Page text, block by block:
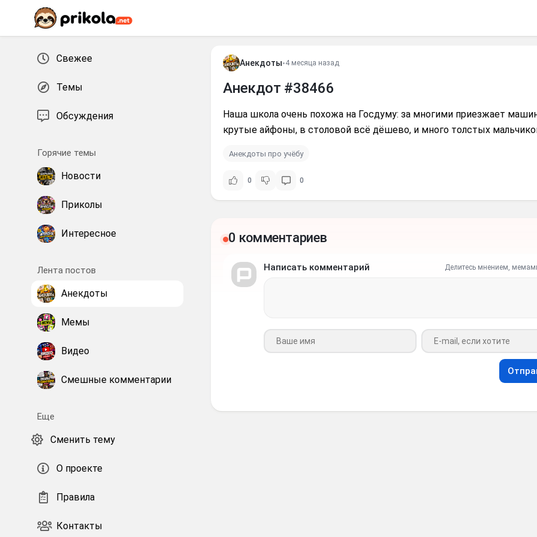
Перейти к контенту
Свежее
Темы
Обсуждения
Горячие темы
Новости
Приколы
Интересное
Лента постов
Анекдоты
Мемы
Видео
Смешные комментарии
Еще
Сменить тему
О проекте
Правила
Контакты
Анекдоты•4 месяца назад
Анекдот #38466
Наша школа очень похожа на Госдуму: за многими приезжает
крутые айфоны, в столовой всё дёшево, и много толстых
Анекдоты про учёбу
0 0
0 комментариев
Написать комментарий Делитесь мнением,
Ваше имя Ваш e-mail